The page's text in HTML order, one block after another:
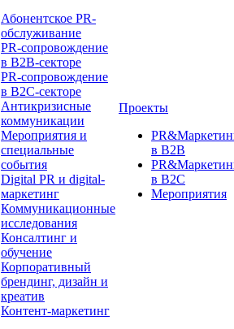
Абонентское PR-
обслуживание
PR-сопровождение
в B2B-секторе
PR-сопровождение
в B2С-секторе
Антикризисные
коммуникации
Мероприятия и
специальные
события
Digital PR и digital-
маркетинг
Коммуникационные
исследования
Консалтинг и
обучение
Корпоративный
брендинг, дизайн и
креатив
Контент-маркетинг
Проекты
в B2B
в B2C
Мероприятия